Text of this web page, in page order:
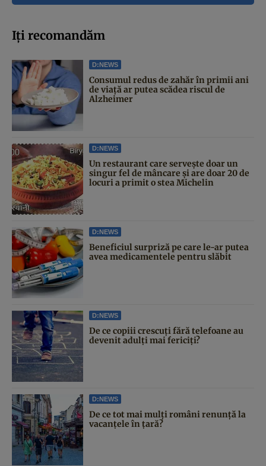
Iți recomandăm
D:NEWS
Consumul redus de zahăr în primii ani
de viață ar putea scădea riscul de
Alzheimer
D:NEWS
Un restaurant care servește doar un
singur fel de mâncare și are doar 20 de
locuri a primit o stea Michelin
D:NEWS
Beneficiul surpriză pe care le-ar putea
avea medicamentele pentru slăbit
D:NEWS
De ce copiii crescuți fără telefoane au
devenit adulți mai fericiți?
D:NEWS
De ce tot mai mulți români renunță la
vacanțele în țară?